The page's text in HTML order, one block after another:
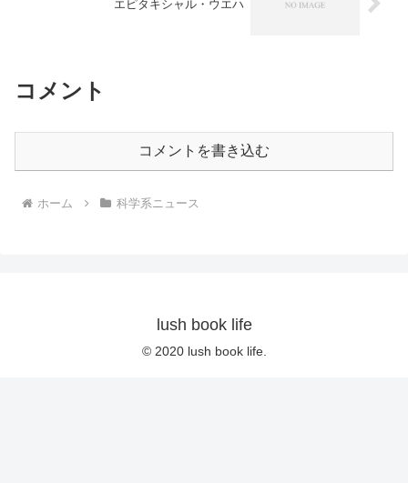
エピタキシャル・ウエハ
コメント
コメントを書き込む
ホーム 科学系ニュース
lush book life
© 2020 lush book life.